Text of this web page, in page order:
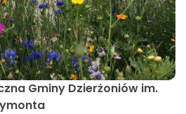
Gminy Dzierżoniów im.